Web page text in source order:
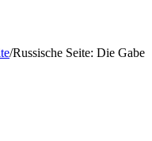
/Russische Seite: Die Gabe